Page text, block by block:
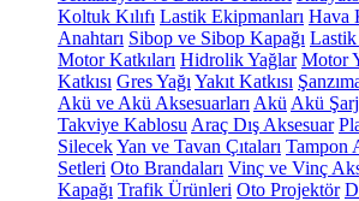
Koltuk Kılıfı Lastik Ekipmanları Hava
Anahtarı Sibop ve Sibop Kapağı
Motor Katkıları Hidrolik Yağlar Motor
Katkısı Gres Yağı Yakıt Katkısı
Akü ve Akü Aksesuarları Akü Akü
Takviye Kablosu Araç Dış Aksesuar
SilecekYan ve Tavan Çıtaları Tampon
Setleri Oto Brandaları Vinç ve Vinç
Kapağı Trafik Ürünleri Oto Projektör